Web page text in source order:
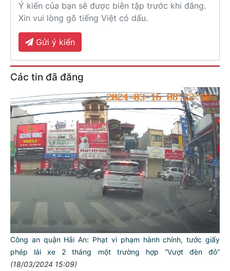
Ý kiến của bạn sẽ được biên tập trước khi đăng.
Xin vui lòng gõ tiếng Việt có dấu.
Gửi ý kiến
Các tin đã đăng
Công an quận Hải An: Phạt vi phạm hành chính, tước giấy
phép lái xe 2 tháng một trường hợp “Vượt đèn đỏ”
(18/03/2024 15:09)